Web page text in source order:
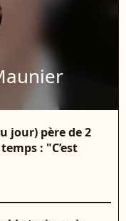
jour) père de 2
: "C’est